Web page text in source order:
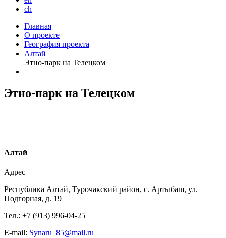
ch
Главная
О проекте
География проекта
Алтай
Этно-парк на Телецком
Этно-парк на Телецком
Алтай
Адрес
Республика Алтай, Турочакский район, с. Артыбаш, ул.
Подгорная, д. 19
Тел.: +7 (913) 996-04-25
E-mail: Synaru_85@mail.ru